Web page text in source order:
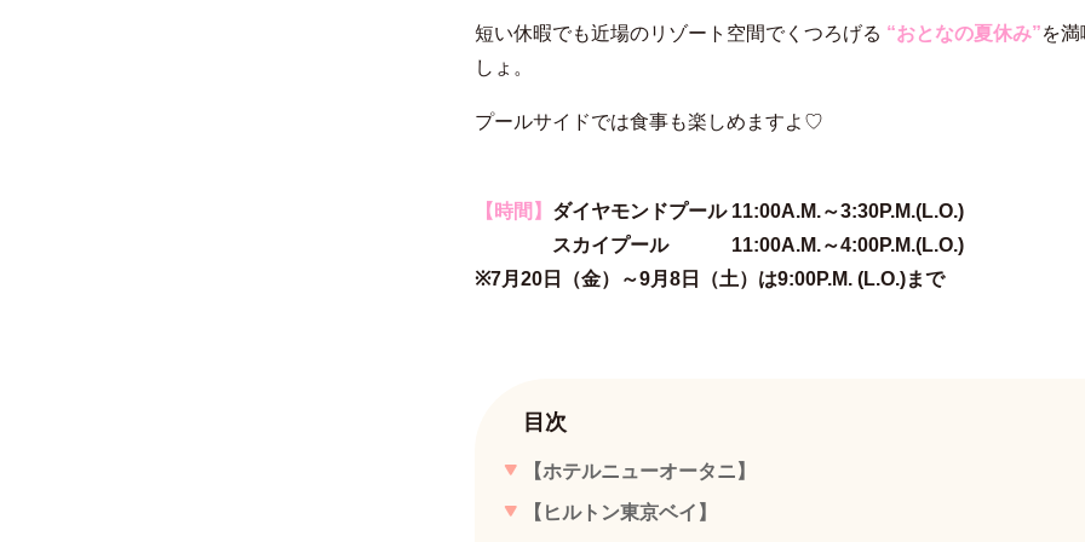
短い休暇でも近場のリゾート空間でくつろげる “おとなの夏休み”を
しょ。
プールサイドでは食事も楽しめますよ♡
【時間】 ダイヤモンドプール 11:00A.M.～3:30P.M.(L.O.)
スカイプール 11:00A.M.～4:00P.M.(L.O.)
※7月20日（金）～9月8日（土）は9:00P.M. (L.O.)まで
目次
【ホテルニューオータニ】
【ヒルトン東京ベイ】